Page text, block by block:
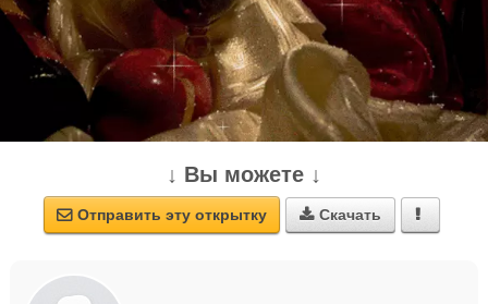
↓ Вы можете ↓
 Отправить эту открытку  Скачать 